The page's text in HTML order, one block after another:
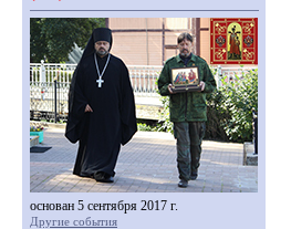
основан 5 сентября 2017 г.
Другие события